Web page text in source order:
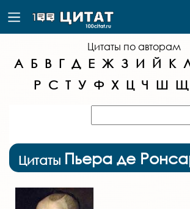
Цитаты по авторам
А Б В Г Д Е Ж З И Й К
Р С Т У Ф Х Ц Ч Ш Щ
Цитаты Пьера де